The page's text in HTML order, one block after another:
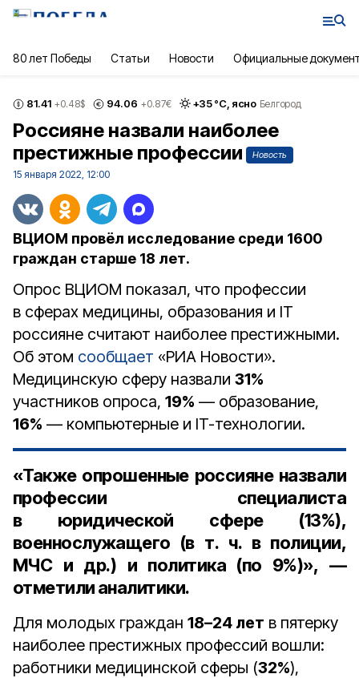
80 лет Победы Статьи Новости Официальные
81.41 +0.48$ 94.06 +0.87€ +35°С, ясно Белгород
Россияне назвали наиболее
престижные профессии
Новость
15 января 2022, 12:00
ВЦИОМ провёл исследование среди 1600
граждан старше 18 лет.
Опрос ВЦИОМ показал, что профессии
в сферах медицины, образования и IT
россияне считают наиболее престижными.
Об этом сообщает «РИА Новости».
Медицинскую сферу назвали 31%
участников опроса, 19% — образование,
16% — компьютерные и IT-технологии.
«Также опрошенные россияне назвали
профессии специалиста
в юридической сфере (13%),
военнослужащего (в т. ч. в полиции,
МЧС и др.) и политика (по 9%)», —
отметили аналитики.
Для молодых граждан 18–24 лет в пятерку
наиболее престижных профессий вошли:
работники медицинской сферы (32%),